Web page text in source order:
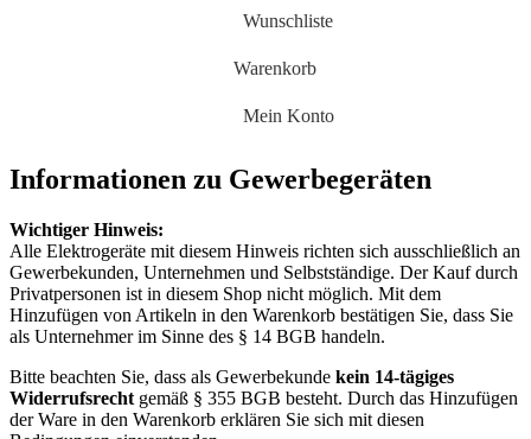
Wunschliste
Warenkorb
Mein Konto
Informationen zu Gewerbegeräten
Wichtiger Hinweis:
Alle Elektrogeräte mit diesem Hinweis richten sich ausschließlich an
Gewerbekunden, Unternehmen und Selbstständige. Der Kauf durch
Privatpersonen ist in diesem Shop nicht möglich. Mit dem
Hinzufügen von Artikeln in den Warenkorb bestätigen Sie, dass Sie
als Unternehmer im Sinne des § 14 BGB handeln.
Bitte beachten Sie, dass als Gewerbekunde kein 14-tägiges
Widerrufsrecht gemäß § 355 BGB besteht. Durch das Hinzufügen
der Ware in den Warenkorb erklären Sie sich mit diesen